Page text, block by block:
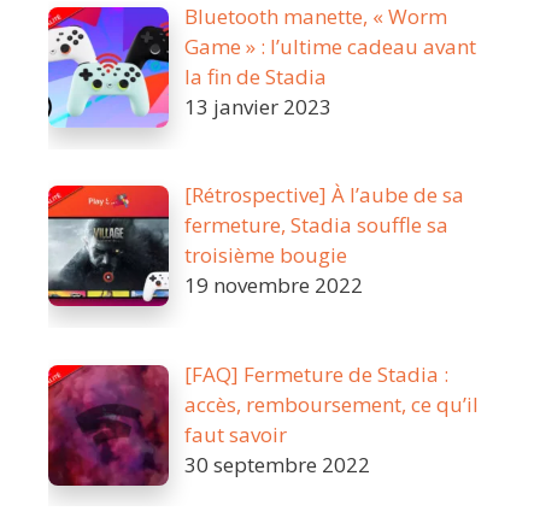
Bluetooth manette, « Worm
Game » : l’ultime cadeau avant
la fin de Stadia
13 janvier 2023
[Rétrospective] À l’aube de sa
fermeture, Stadia souffle sa
troisième bougie
19 novembre 2022
[FAQ] Fermeture de Stadia :
accès, remboursement, ce qu’il
faut savoir
30 septembre 2022